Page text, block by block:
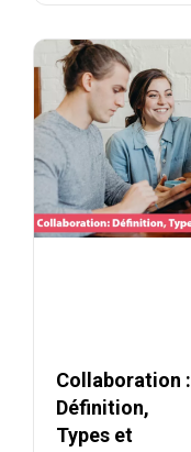
auparavant…
Collaboration :
Définition,
Types et